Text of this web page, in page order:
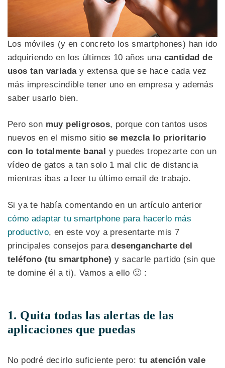
Los móviles (y en concreto los smartphones) han ido
adquiriendo en los últimos 10 años una cantidad de
usos tan variaday extensa que se hace cada vez
más imprescindible tener uno en empresa y además
saber usarlo bien.
Pero son muy peligrosos, porque con tantos usos
nuevos en el mismo sitio se mezcla lo prioritario
con lo totalmente banal y puedes tropezarte con un
vídeo de gatos a tan solo 1 mal clic de distancia
mientras ibas a leer tu último email de trabajo.
Si ya te había comentando en un artículo anterior
cómo adaptar tu smartphone para hacerlo más
productivo, en este voy a presentarte mis 7
principales consejos paradesengancharte del
teléfono (tu smartphone) y sacarle partido (sin que
te domine él a ti). Vamos a ello 🙂 :
1. Quita todas las alertas de las
aplicaciones que puedas
No podré decirlo suficiente pero: tu atención vale